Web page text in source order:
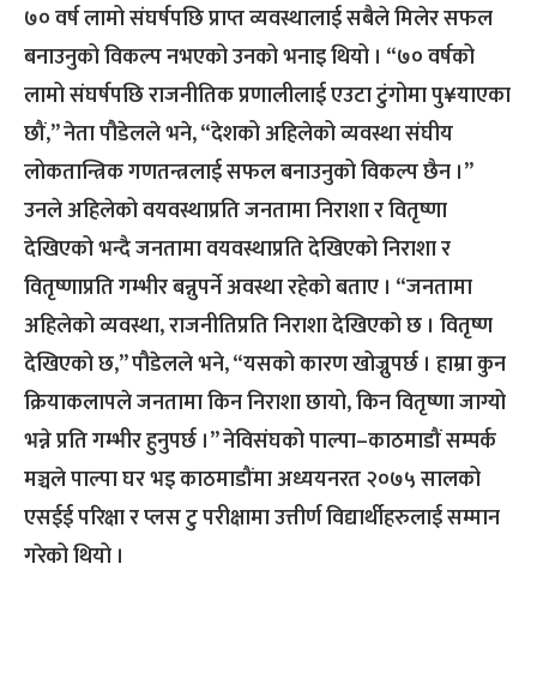
७० वर्ष लामो संघर्षपछि प्राप्त व्यवस्थालाई सबैले मिलेर सफल
बनाउनुको विकल्प नभएको उनको भनाइ थियो । “७० वर्षको
लामो संघर्षपछि राजनीतिक प्रणालीलाई एउटा टुंगोमा पु¥याएका
छौं,” नेता पौडेलले भने, “देशको अहिलेको व्यवस्था संघीय
लोकतान्त्रिक गणतन्त्रलाई सफल बनाउनुको विकल्प छैन ।”
उनले अहिलेको वयवस्थाप्रति जनतामा निराशा र वितृष्णा
देखिएको भन्दै जनतामा वयवस्थाप्रति देखिएको निराशा र
वितृष्णाप्रति गम्भीर बन्नुपर्ने अवस्था रहेको बताए । “जनतामा
अहिलेको व्यवस्था, राजनीतिप्रति निराशा देखिएको छ । वितृष्ण
देखिएको छ,” पौडेलले भने, “यसको कारण खोज्नुपर्छ । हाम्रा कुन
क्रियाकलापले जनतामा किन निराशा छायो, किन वितृष्णा जाग्यो
भन्ने प्रति गम्भीर हुनुपर्छ ।” नेविसंघको पाल्पा–काठमाडौं सम्पर्क
मञ्चले पाल्पा घर भइ काठमाडौंमा अध्ययनरत २०७५ सालको
एसईई परिक्षा र प्लस टु परीक्षामा उत्तीर्ण विद्यार्थीहरुलाई सम्मान
गरेको थियो ।